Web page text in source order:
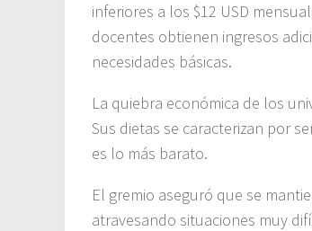
inferiores a los $12 USD
docentes obtienen ingresos
necesidades básicas.
La quiebra económica de los
Sus dietas se caracterizan por
es lo más barato.
El gremio aseguró que se
atravesando situaciones muy